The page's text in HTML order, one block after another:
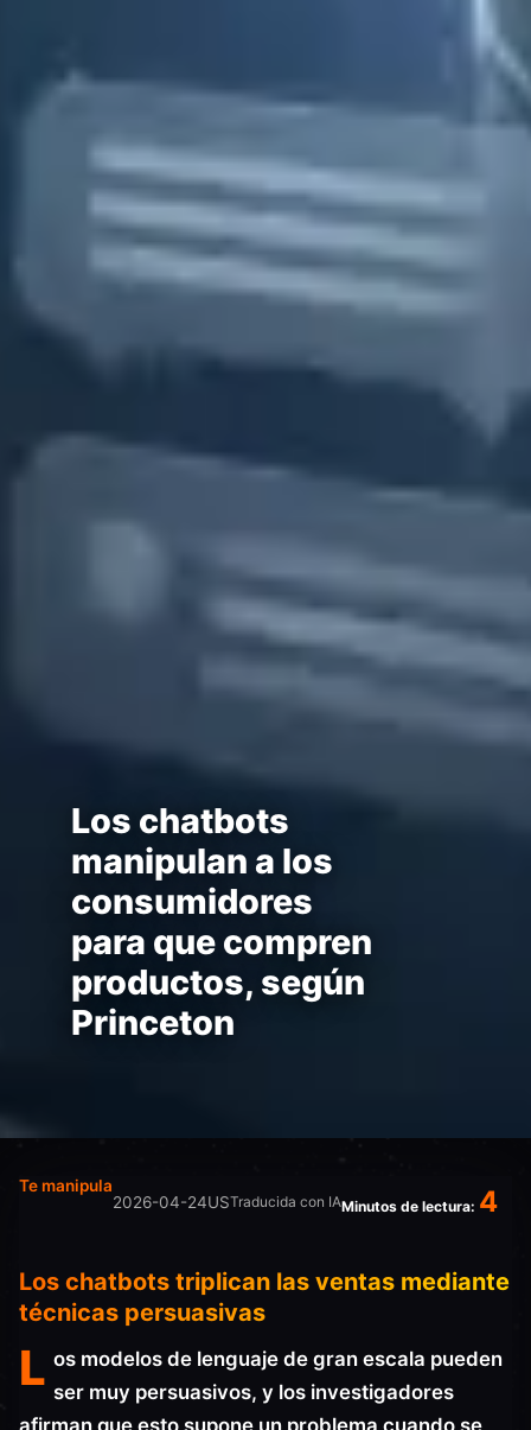
Los chatbots
manipulan a los
consumidores
para que compren
productos, según
Princeton
Te manipula
2026-04-24USTraducida con IAMinutos de lectura: 4
Los chatbots triplican las ventas mediante
técnicas persuasivas
L os modelos de lenguaje de gran escala pueden
ser muy persuasivos, y los investigadores
afirman que esto supone un problema cuando se